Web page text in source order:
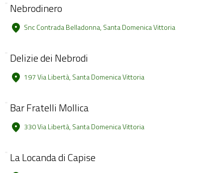
Nebrodinero
Snc Contrada Belladonna, Santa Domenica Vittoria
Delizie dei Nebrodi
197 Via Libertà, Santa Domenica Vittoria
Bar Fratelli Mollica
330 Via Libertà, Santa Domenica Vittoria
La Locanda di Capise